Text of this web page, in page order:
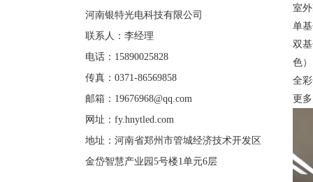
河南银特光电科技有限公司
联系人：李经理
电话：15890025828
传真：0371-86569858
邮箱： 19676968@qq.com
网址： fy.hnytled.com
地址：河南省郑州市管城经济技术开发区
金岱智慧产业园5号楼1单元6层
室
单
双
色
全
更